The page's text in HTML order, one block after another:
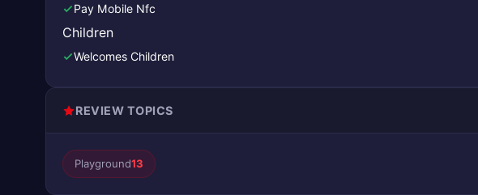
Pay Mobile Nfc
Children
Welcomes Children
REVIEW TOPICS
Playground13